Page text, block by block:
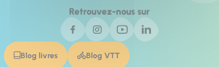
Retrouvez-nous sur
Blog livres Blog VTT